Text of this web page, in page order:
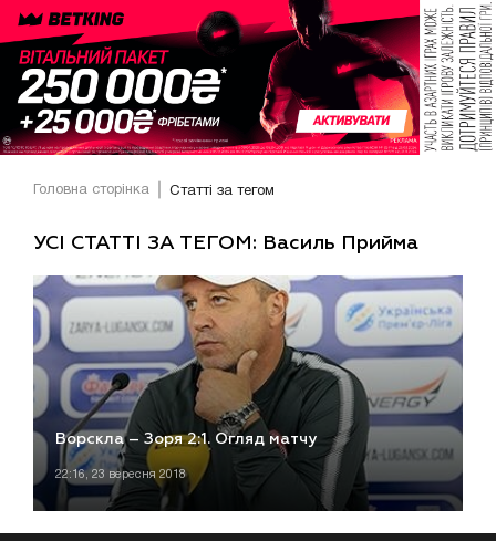
Головна сторінка Статті за тегом
УСІ СТАТТІ ЗА ТЕГОМ: Василь Прийма
Ворскла – Зоря 2:1. Огляд матчу
22:16, 23 вересня 2018